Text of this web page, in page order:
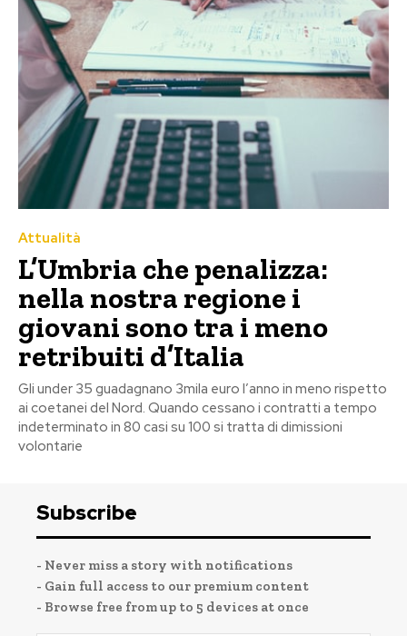
Attualità
L’Umbria che penalizza:
nella nostra regione i
giovani sono tra i meno
retribuiti d’Italia
Gli under 35 guadagnano 3mila euro l’anno in meno rispetto
ai coetanei del Nord. Quando cessano i contratti a tempo
indeterminato in 80 casi su 100 si tratta di dimissioni
volontarie
Subscribe
- Never miss a story with notifications
- Gain full access to our premium content
- Browse free from up to 5 devices at once